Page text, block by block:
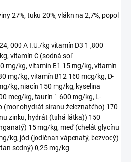
27%, tuku 20%, vláknina 2,7%, popol
000 A I.U./kg vitamín D3 1 ,800
vitamín C (sodná soľ
mg/kg, vitamín B1 15 mg/kg, vitamín
mg/kg, vitamín B12 160 mcg/kg, D-
kg, niacín 150 mg/kg, kyselina
mcg/kg, taurín 1 600 mg/kg, L-
(monohydrát síranu železnatého) 170
zinku, hydrát (tuhá látka)) 150
15 mg/kg, meď (chelát glycínu
kg, jód (jodičnan vápenatý, bezvodý)
sodný) 0,25 mg/kg